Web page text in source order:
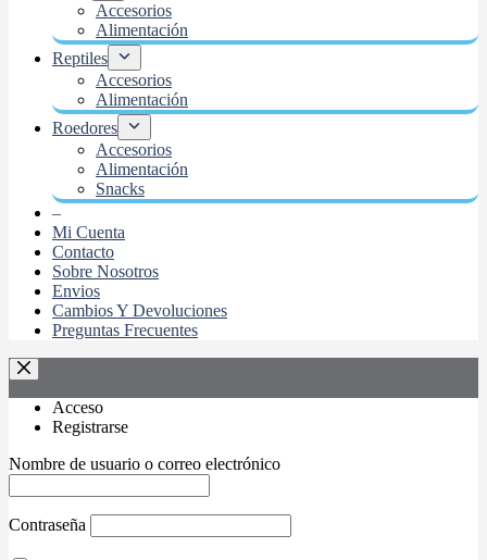
Accesorios
Alimentación
Reptiles
Accesorios
Alimentación
Roedores
Accesorios
Alimentación
Snacks
–
Mi Cuenta
Contacto
Sobre Nosotros
Envios
Cambios Y Devoluciones
Preguntas Frecuentes
Acceso
Registrarse
Nombre de usuario o correo electrónico
Contraseña